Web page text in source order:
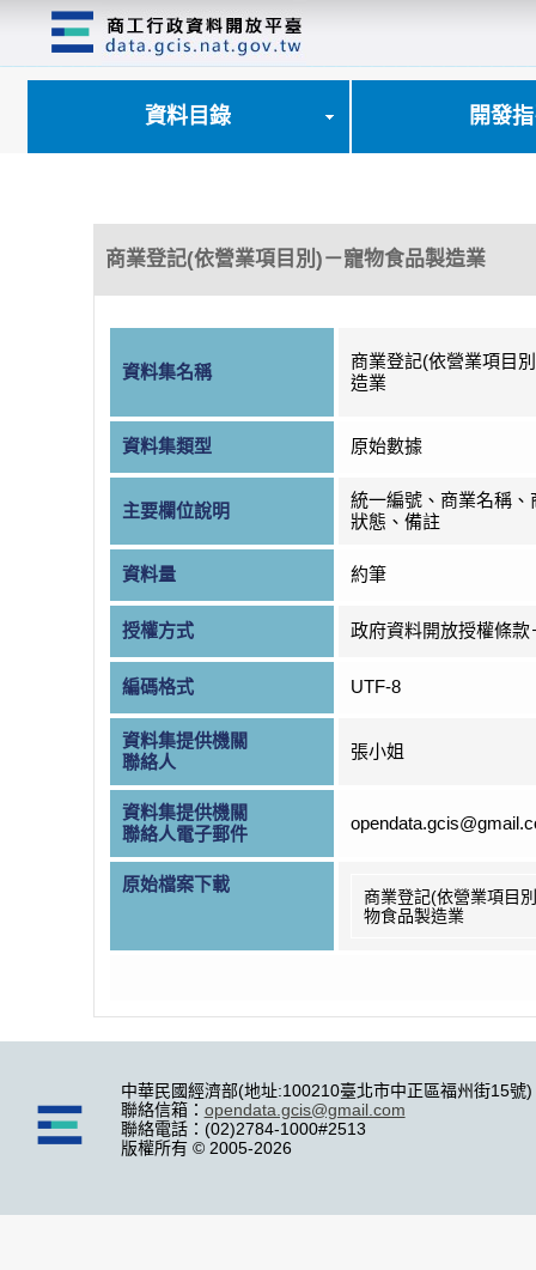
資料目錄 開發
商業登記(依營業項目別)－寵物食品製造業
資料集名稱
商業登記(依營業項目
造業
資料集類型 原始數據
主要欄位說明
統一編號、商業名稱、
狀態、備註
資料量 約筆
授權方式 政府資料開放授權條款
編碼格式 UTF-8
資料集提供機關
聯絡人
張小姐
資料集提供機關
聯絡人電子郵件
原始檔案下載
商業登記(依營業項目
物食品製造業
中華民國經濟部(地址:100210臺北市中正區福州街15號)
聯絡信箱： opendata.gcis@gmail.com
聯絡電話：(02)2784-1000#2513
版權所有 © 2005-2026